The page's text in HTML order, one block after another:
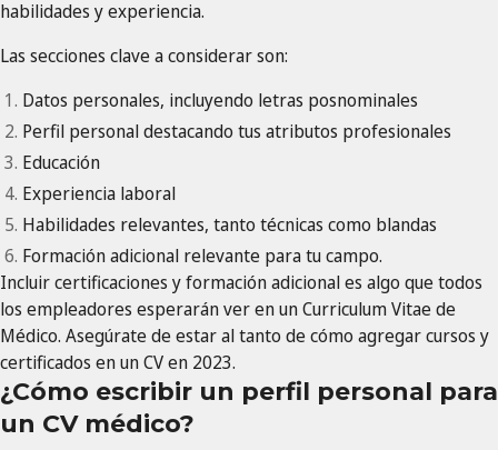
habilidades y experiencia.
Las secciones clave a considerar son:
Datos personales, incluyendo letras posnominales
Perfil personal destacando tus atributos profesionales
Educación
Experiencia laboral
Habilidades relevantes, tanto técnicas como blandas
Formación adicional relevante para tu campo.
Incluir certificaciones y formación adicional es algo que todos
los empleadores esperarán ver en un Curriculum Vitae de
Médico. Asegúrate de estar al tanto de cómo agregar cursos y
certificados en un CV en 2023.
¿Cómo escribir un perfil personal para
un CV médico?